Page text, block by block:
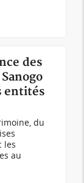
des
entités
du
les
au